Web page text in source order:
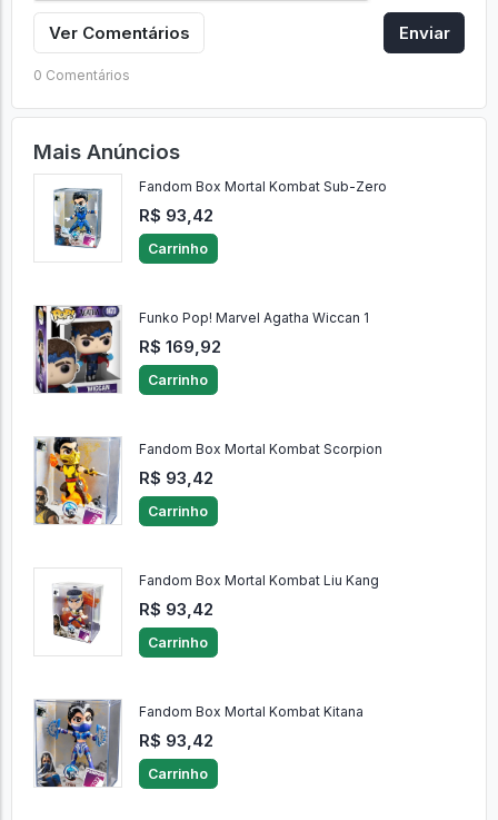
Ver Comentários Enviar
0 Comentários
Mais Anúncios
Fandom Box Mortal Kombat Sub-Zero
R$ 93,42
Carrinho
Funko Pop! Marvel Agatha Wiccan 1
R$ 169,92
Carrinho
Fandom Box Mortal Kombat Scorpion
R$ 93,42
Carrinho
Fandom Box Mortal Kombat Liu Kang
R$ 93,42
Carrinho
Fandom Box Mortal Kombat Kitana
R$ 93,42
Carrinho